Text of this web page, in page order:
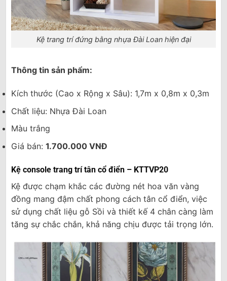
Kệ trang trí đứng bằng nhựa Đài Loan hiện đại
Thông tin sản phẩm:
Kích thước (Cao x Rộng x Sâu): 1,7m x 0,8m x 0,3m
Chất liệu: Nhựa Đài Loan
Màu trắng
Giá bán: 1.700.000 VNĐ
Kệ console trang trí tân cổ điển – KTTVP20
Kệ được chạm khắc các đường nét hoa văn vàng
đồng mang đậm chất phong cách tân cổ điển, việc
sử dụng chất liệu gỗ Sồi và thiết kế 4 chân càng làm
tăng sự chắc chắn, khả năng chịu được tải trọng lớn.